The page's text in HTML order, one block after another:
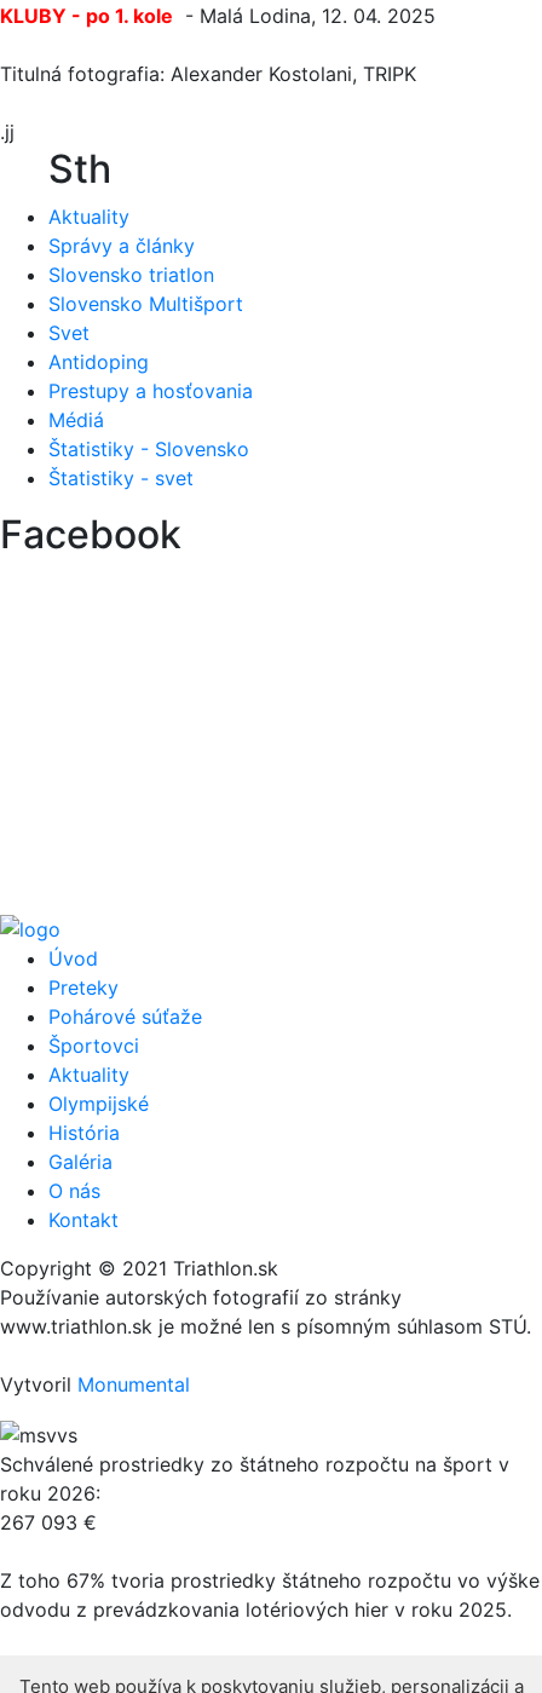
KLUBY - po 1. kole - Malá Lodina, 12. 04. 2025
Titulná fotografia: Alexander Kostolani, TRIPK
.jj
Sth
Aktuality
Správy a články
Slovensko triatlon
Slovensko Multišport
Svet
Antidoping
Prestupy a hosťovania
Médiá
Štatistiky - Slovensko
Štatistiky - svet
Facebook
Úvod
Preteky
Pohárové súťaže
Športovci
Aktuality
Olympijské
História
Galéria
O nás
Kontakt
Copyright © 2021 Triathlon.sk
Používanie autorských fotografií zo stránky
www.triathlon.sk je možné len s písomným súhlasom STÚ.
Vytvoril Monumental
Schválené prostriedky zo štátneho rozpočtu na šport v
roku 2026:
267 093 €
Z toho 67% tvoria prostriedky štátneho rozpočtu vo výške
odvodu z prevádzkovania lotériových hier v roku 2025.
Tento web používa k poskytovaniu služieb, personalizácii a
Tento web používa k poskytovaniu služieb, personalizácii a